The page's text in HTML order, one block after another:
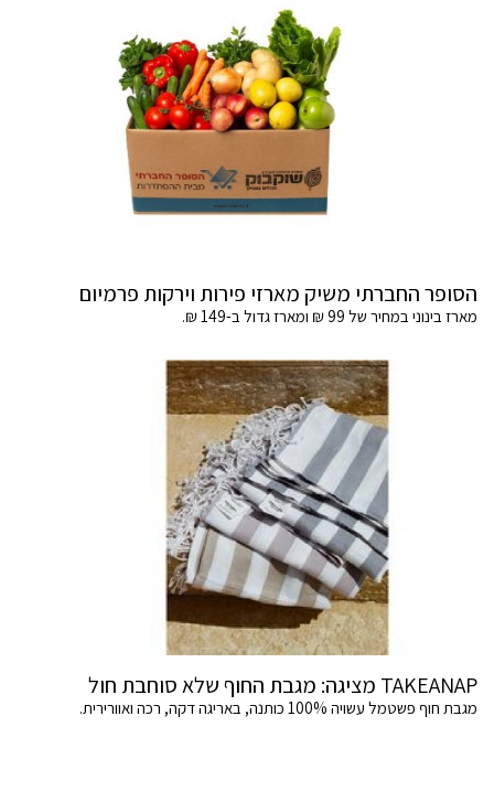
הסופר החברתי משיק מארזי פירות וירקות פרמיום
מארז בינוני במחיר של 99 ₪ ומארז גדול ב-149 ₪.
TAKEANAP מציגה: מגבת החוף שלא סוחבת חול
מגבת חוף פשטמל עשויה 100% כותנה, באריגה דקה, רכה ואוורירית.